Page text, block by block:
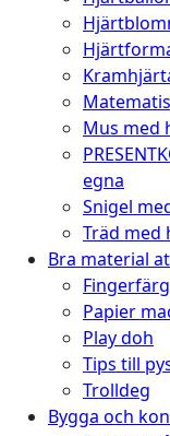
Mus med
egna
Snigel
Träd med
Bra material
Fingerfärg
Papier
Play doh
Tips till
Trolldeg
Bygga och